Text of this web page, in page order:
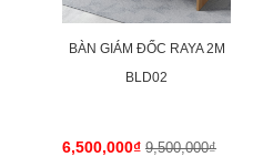
BÀN GIÁM ĐỐC RAYA 2M
BLD02
6,500,000₫ 9,500,000₫